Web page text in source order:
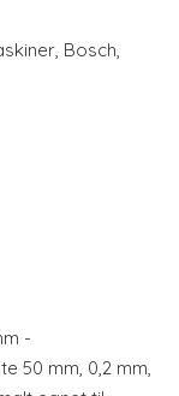
, Bosch,
-
50 mm, 0,2 mm,